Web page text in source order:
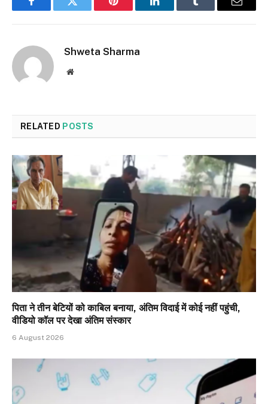
FacebookTwitter Pinterest LinkedInTumblr Email
Shweta Sharma
Website
RELATED POSTS
पिता ने तीन बेटियों को काबिल बनाया, अंतिम विदाई में कोई नहीं पहुंची,
वीडियो कॉल पर देखा अंतिम संस्कार
6 August 2026